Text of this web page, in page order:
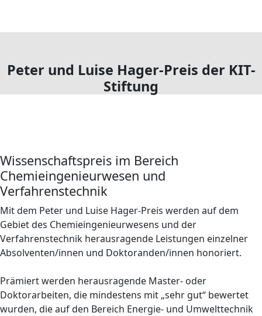
Peter und Luise Hager-Preis der KIT-
Stiftung
Wissenschaftspreis im Bereich
Chemieingenieurwesen und
Verfahrenstechnik
Mit dem Peter und Luise Hager-Preis werden auf dem
Gebiet des Chemieingenieurwesens und der
Verfahrenstechnik herausragende Leistungen einzelner
Absolventen/innen und Doktoranden/innen honoriert.
Prämiert werden herausragende Master- oder
Doktorarbeiten, die mindestens mit „sehr gut“ bewertet
wurden, die auf den Bereich Energie- und Umwelttechnik